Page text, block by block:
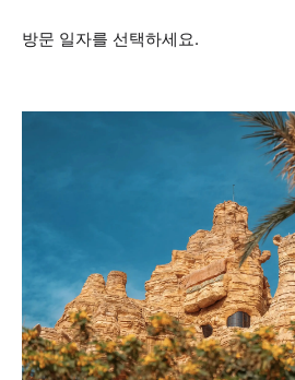
방문 일자를 선택하세요.